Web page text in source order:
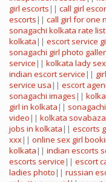
girl escorts || call girl
escorts || call girl for one
sonagachi kolkata rate list
kolkata || escort service
sonagachi girl photo
service || kolkata lady sex
indian escort service ||
service usa || escort
sonagachi images ||
girl in kolkata ||
video || kolkata
jobs in kolkata || escorts
xxx|| online sex girl
kolkata || indian escorts
escorts service || escort
ladies photo || russian